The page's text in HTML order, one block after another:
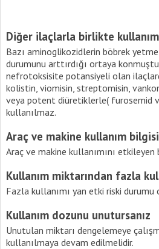
Diğer ilaçlarla birlikte
Bazı aminoglikozidlerin böbrek
durumunu arttırdığı ortaya
nefrotoksisite potansiyeli olan
kolistin, viomisin, streptomisin,
veya potent diüretiklerle( furosemid
kullanılmaz.
Araç ve makine kullanım bilgisi
Araç ve makine kullanımını
Kullanım miktarından fazla
Fazla kullanımı yan etki riski durumu
Kullanım dozunu unutursanız
Unutulan miktarı dengelemeye
kullanılmaya devam edilmelidir.